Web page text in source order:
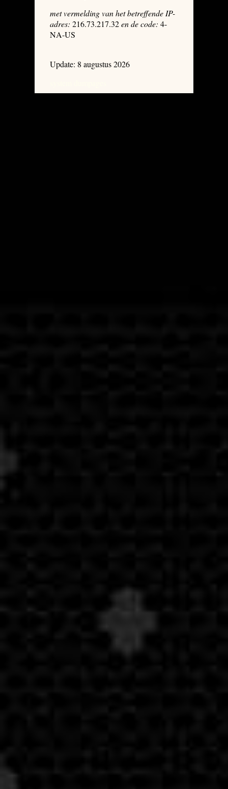
met vermelding van het betreffende IP-
adres: 216.73.217.32en de code: 4-
NA-US
Update: 8 augustus 2026